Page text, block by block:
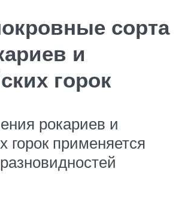
сорта
и
горок
рокариев и
горок применяется